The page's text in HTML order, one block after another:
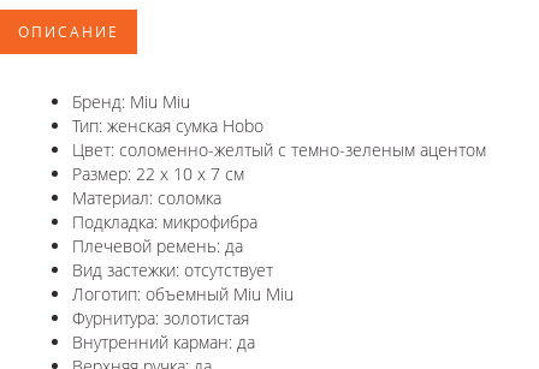
ОПИСАНИЕ
Бренд: Miu Miu
Тип: женская сумка Hobo
Цвет: соломенно-желтый с темно-зеленым ацентом
Размер: 22 х 10 х 7 см
Материал: соломка
Подкладка: микрофибра
Плечевой ремень: да
Вид застежки: отсутствует
Логотип: объемный Miu Miu
Фурнитура: золотистая
Внутренний карман: да